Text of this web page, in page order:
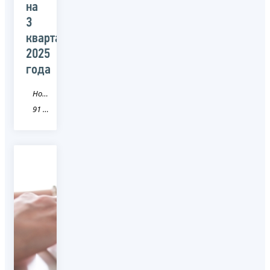
на
3
квартал
2025
года
Новость
91 Республика Крым